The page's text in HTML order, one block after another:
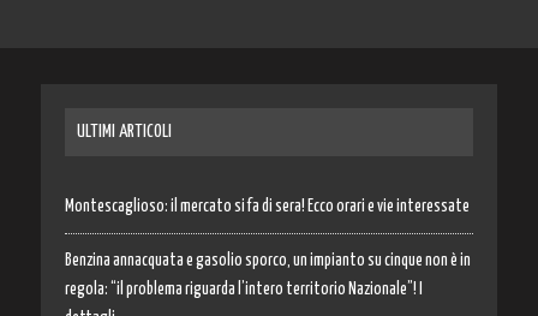
ULTIMI ARTICOLI
Montescaglioso: il mercato si fa di sera! Ecco orari e vie interessate
Benzina annacquata e gasolio sporco, un impianto su cinque non è in
regola: “il problema riguarda l’intero territorio Nazionale”! I